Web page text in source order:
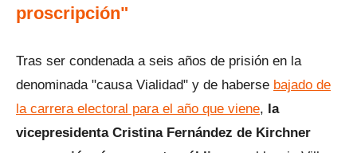
proscripción"
Tras ser condenada a seis años de prisión en la
denominada "causa Vialidad" y de haberse bajado de
la carrera electoral para el año que viene, la
vicepresidenta Cristina Fernández de Kirchner